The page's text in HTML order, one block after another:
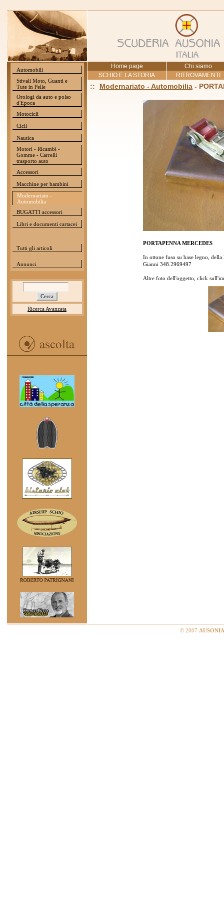
Automobili
Stivali Moto, Guanti e
Tute in Pelle
Orologi da auto e polso
d'Epoca
Motocicli
Cicli
Nautica
Motori - Ricambi -
Gomme - Carrelli
trasporto auto
Accessori
Macchine per bambini
Modernariato -
Automobilia
BUGATTI accessori
Libri e documenti cartacei
Tutti gli articoli
Annunci
Ricerca Avanzata
Home page
Chi siamo
SCHIO E LA STORIA
RITROVAMENTI
:: Modernariato - Automobilia -
PORTAPENNA MERCEDES
In ottone fuso su base legno,
Gianni 348.2969497
Altre foto dell'oggetto, click
© 2007